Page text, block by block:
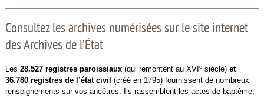
Consultez les archives numérisées sur le site internet
des Archives de l’État
Les 28.527 registres paroissiaux (qui remontent au XVI esiècle) et
36.780 registres de l’état civil (créé en 1795) fournissent de nombreux
renseignements sur vos ancêtres. Ils rassemblent les actes de baptême,